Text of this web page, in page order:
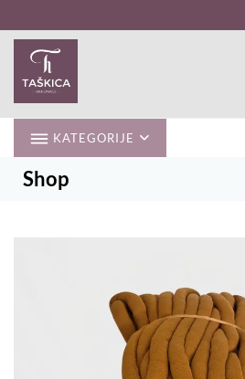
to
content
KATEGORIJE
Shop